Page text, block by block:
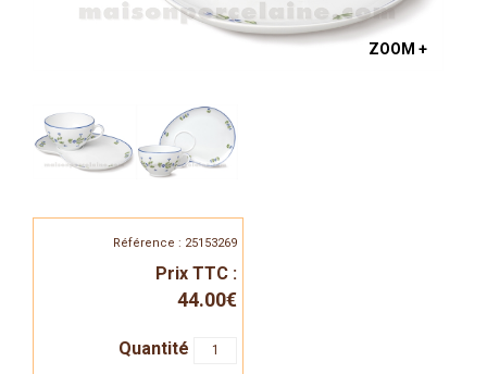
ZOOM +
Référence : 25153269
Prix TTC :
44.00€
Quantité